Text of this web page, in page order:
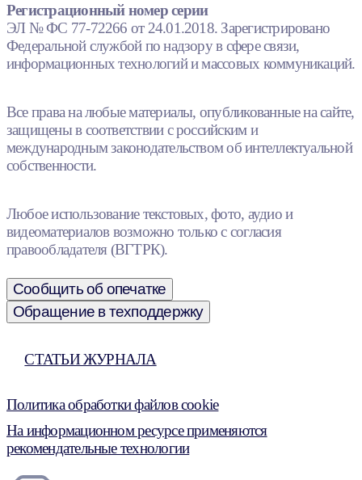
Регистрационный номер серии
ЭЛ № ФС 77-72266 от 24.01.2018. Зарегистрировано
Федеральной службой по надзору в сфере связи,
информационных технологий и массовых коммуникаций.
Все права на любые материалы, опубликованные на сайте,
защищены в соответствии с российским и
международным законодательством об интеллектуальной
собственности.
Любое использование текстовых, фото, аудио и
видеоматериалов возможно только с согласия
правообладателя (ВГТРК).
Сообщить об опечатке
Обращение в техподдержку
СТАТЬИ ЖУРНАЛА
Политика обработки файлов cookie
На информационном ресурсе применяются
рекомендательные технологии